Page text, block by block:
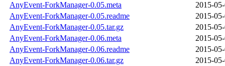
AnyEvent-ForkManager-0.05.meta
2015-
AnyEvent-ForkManager-0.05.readme
2015-
AnyEvent-ForkManager-0.05.tar.gz
2015-
AnyEvent-ForkManager-0.06.meta
2015-
AnyEvent-ForkManager-0.06.readme
2015-
AnyEvent-ForkManager-0.06.tar.gz
2015-